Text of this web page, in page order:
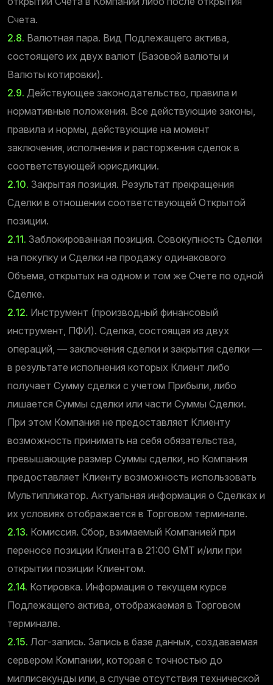
Счета.
2.8. Валютная пара. Вид Подлежащего актива,
состоящего их двух валют (Базовой валюты и
Валюты котировки).
2.9. Действующее законодательство, правила и
нормативные положения. Все действующие законы,
правила и нормы, действующие на момент
заключения, исполнения и расторжения сделок в
соответствующей юрисдикции.
2.10. Закрытая позиция. Результат прекращения
Сделки в отношении соответствующей Открытой
позиции.
2.11. Заблокированная позиция. Совокупность Сделки
на покупку и Сделки на продажу одинакового
Объема, открытых на одном и том же Счете по одной
Сделке.
2.12. Инструмент (производный финансовый
инструмент, ПФИ). Сделка, состоящая из двух
операций, — заключения сделки и закрытия сделки —
в результате исполнения которых Клиент либо
получает Сумму сделки с учетом Прибыли, либо
лишается Суммы сделки или части Суммы Сделки.
При этом Компания не предоставляет Клиенту
возможность принимать на себя обязательства,
превышающие размер Суммы сделки, но Компания
предоставляет Клиенту возможность использовать
Мультипликатор. Актуальная информация о Сделках и
их условиях отображается в Торговом терминале.
2.13. Комиссия. Сбор, взимаемый Компанией при
переносе позиции Клиента в 21:00 GMT и/или при
открытии позиции Клиентом.
2.14. Котировка. Информация о текущем курсе
Подлежащего актива, отображаемая в Торговом
терминале.
2.15. Лог-запись. Запись в базе данных, создаваемая
сервером Компании, которая с точностью до
миллисекунды или, в случае отсутствия технической